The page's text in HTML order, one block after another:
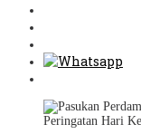
Peringatan Hari